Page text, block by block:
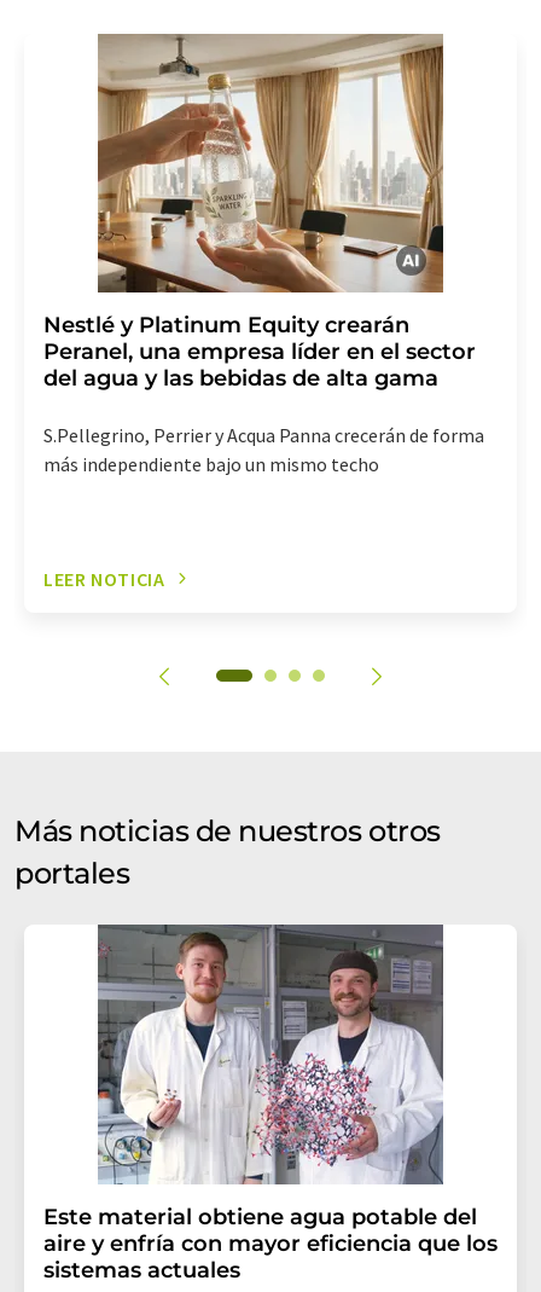
de indicar los motivos informando por correo postal a
LUMITOS AG, Ernst-Augustin-Str. 2, 12489 Berlín
(Alemania) o por correo electrónico a
revoke@lumitos.com. Además, en cada correo
electrónico se incluye un enlace para anular la
suscripción al boletín informativo correspondiente.
Nestlé y Platinum Equity crearán
Peranel, una empresa líder en el sector
del agua y las bebidas de alta gama
S.Pellegrino, Perrier y Acqua Panna crecerán de forma
más independiente bajo un mismo techo
LEER NOTICIA
Más noticias de nuestros otros
portales
Este material obtiene agua potable del
aire y enfría con mayor eficiencia que los
sistemas actuales